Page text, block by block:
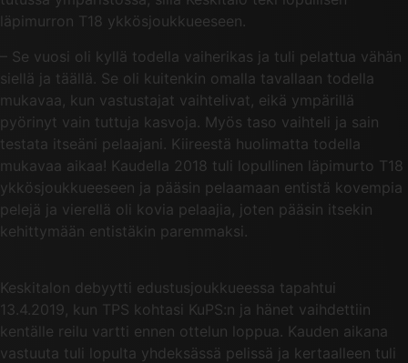
läpimurron T18 ykkösjoukkueeseen.
– Se vuosi oli kyllä todella vaiherikas ja tuli pelattua vähän
siellä ja täällä. Se oli kuitenkin omalla tavallaan todella
mukavaa, kun vastustajat vaihtelivat, eikä ympärillä
pyörinyt vain tuttuja kasvoja. Myös taso vaihteli ja sain
testata itseäni pelaajani. Kiireestä huolimatta todella
mukavaa aikaa! Kaudella 2018 tuli lopullinen läpimurto T18
ykkösjoukkueeseen ja pääsin pelaamaan entistä kovempia
pelejä ja vierellä oli kovia pelaajia, joten pääsin itsekin
kehittymään entistäkin paremmaksi.
Keskitalon debyytti edustusjoukkueessa tapahtui
13.4.2019, kun TPS kohtasi KuPS:n ja hänet vaihdettiin
kentälle reilu vartti ennen ottelun loppua. Kauden aikana
vastuuta tuli lopulta yhdeksässä pelissä ja kertaalleen tuli